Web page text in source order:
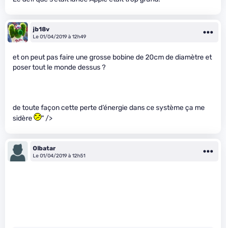
jb18v
Le 01/04/2019 à 12h49
et on peut pas faire une grosse bobine de 20cm de diamètre et
poser tout le monde dessus ?
de toute façon cette perte d’énergie dans ce système ça me
sidère
" />
Olbatar
Le 01/04/2019 à 12h51